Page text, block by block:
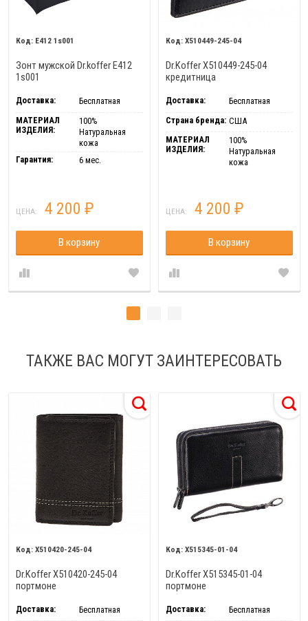
E412 1s001
Зонт мужской Dr.koffer E412
1s001
Доставка:
Бесплатная
МАТЕРИАЛ
ИЗДЕЛИЯ:
100%
Натуральная
кожа
Гарантия:
6 мес.
ЦЕНА: 4 200 ₽
В корзину
X510449-245-04
Dr.Koffer X510449-245-04
кредитница
Доставка:
Бесплатная
Страна бренда: США
МАТЕРИАЛ
ИЗДЕЛИЯ:
100%
Натуральная
кожа
ЦЕНА: 4 200 ₽
В корзину
ТАКЖЕ ВАС МОГУТ ЗАИНТЕРЕСОВАТЬ
X510420-245-04
Dr.Koffer X510420-245-04
портмоне
Доставка:
Бесплатная
X515345-01-04
Dr.Koffer X515345-01-04
портмоне
Доставка:
Бесплатная